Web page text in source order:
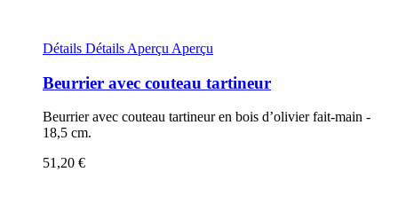
Détails Détails Aperçu Aperçu
Beurrier avec couteau tartineur
Beurrier avec couteau tartineur en bois d’olivier fait-main -
18,5 cm.
51,20 €